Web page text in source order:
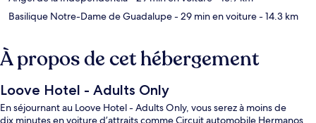
Basilique Notre-Dame de Guadalupe- 29 min en voiture- 14.3 km
À propos de cet hébergement
Loove Hotel - Adults Only
En séjournant au Loove Hotel - Adults Only, vous serez à moins de
dix minutes en voiture d’attraits comme Circuit automobile Hermanos